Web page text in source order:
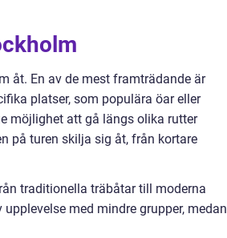
åt. En av de mest framträdande är
platser, som populära öar eller
möjlighet att gå längs olika rutter
på turen skilja sig åt, från kortare
traditionella träbåtar till moderna
med mindre grupper, medan